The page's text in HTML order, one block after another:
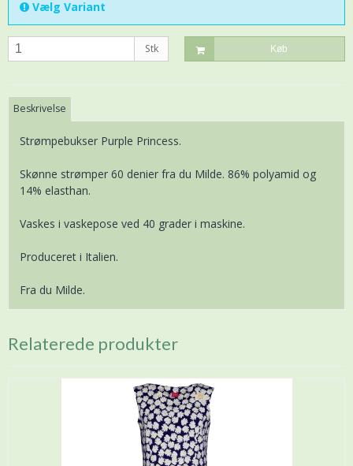
Vælg Variant
Stk Køb
Beskrivelse
Strømpebukser Purple Princess.
Skønne strømper 60 denier fra du Milde. 86% polyamid og
14% elasthan.
Vaskes i vaskepose ved 40 grader i maskine.
Produceret i Italien.
Fra du Milde.
Relaterede produkter